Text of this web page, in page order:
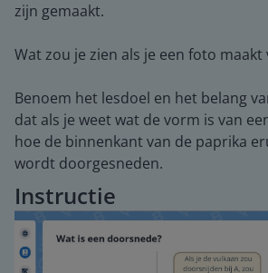
zijn gemaakt.
Wat zou je zien als je een foto maakt
Benoem het lesdoel en het belang
dat als je weet wat de vorm is van
hoe de binnenkant van de paprika
wordt doorgesneden.
Instructie